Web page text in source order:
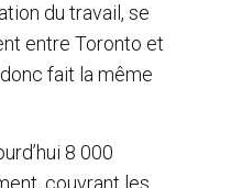
du travail, se
entre Toronto et
fait la même
8 000